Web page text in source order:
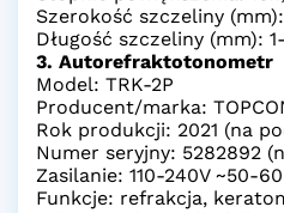
Szerokość szczeliny
Długość szczeliny (mm):
3. Autorefraktotonometr
Model: TRK-2P
Producent/marka:
Rok produkcji: 2021 (na
Numer seryjny: 5282892
Zasilanie: 110-240V ~50-
Funkcje: refrakcja,